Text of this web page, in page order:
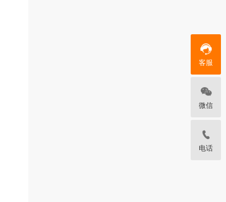
客服
微信
电话